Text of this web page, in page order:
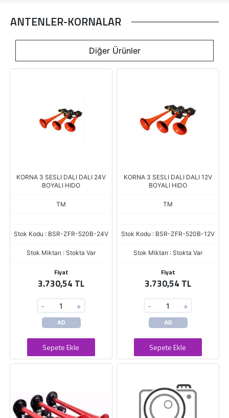
ANTENLER-KORNALAR
Diğer Ürünler
KORNA 3 SESLI DALI DALI 24V
BOYALI HIDO
TM
Stok Kodu : BSR-ZFR-520B-24V
Stok Miktarı : Stokta Var
Fiyat
3.730,54 TL
- +
AD
Sepete Ekle
KORNA 3 SESLI DALI DALI 12V
BOYALI HIDO
TM
Stok Kodu : BSR-ZFR-520B-12V
Stok Miktarı : Stokta Var
Fiyat
3.730,54 TL
- +
AD
Sepete Ekle